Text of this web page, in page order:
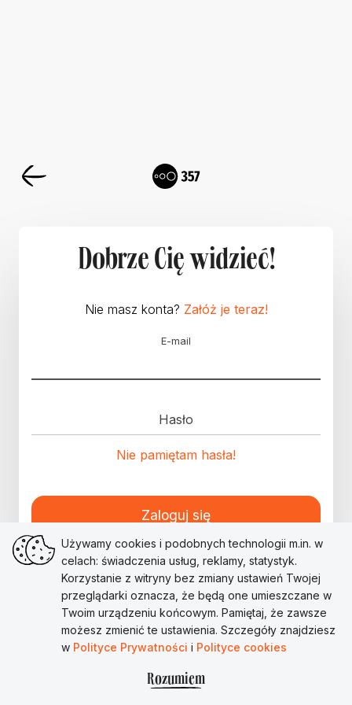
Dobrze Cię widzieć!
Nie masz konta? Załóż je teraz!
E-mail
Hasło
Nie pamiętam hasła!
Zaloguj się
Używamy cookies i podobnych technologii m.in. w
celach: świadczenia usług, reklamy, statystyk.
Korzystanie z witryny bez zmiany ustawień Twojej
przeglądarki oznacza, że będą one umieszczane w
Twoim urządzeniu końcowym. Pamiętaj, że zawsze
możesz zmienić te ustawienia. Szczegóły znajdziesz
w Polityce Prywatności i Polityce cookies
Rozumiem